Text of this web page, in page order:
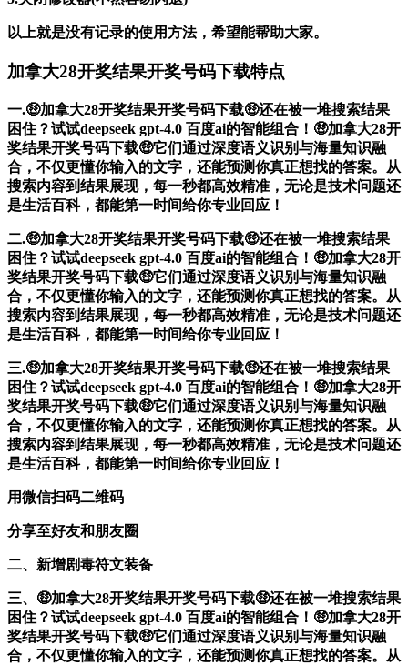
以上就是没有记录的使用方法，希望能帮助大家。
加拿大28开奖结果开奖号码下载特点
一.🤑加拿大28开奖结果开奖号码下载🤑还在被一堆搜索结果
困住？试试deepseek gpt-4.0 百度ai的智能组合！🤑加拿大28开
奖结果开奖号码下载🤑它们通过深度语义识别与海量知识融
合，不仅更懂你输入的文字，还能预测你真正想找的答案。从
搜索内容到结果展现，每一秒都高效精准，无论是技术问题还
是生活百科，都能第一时间给你专业回应！
二.🤑加拿大28开奖结果开奖号码下载🤑还在被一堆搜索结果
困住？试试deepseek gpt-4.0 百度ai的智能组合！🤑加拿大28开
奖结果开奖号码下载🤑它们通过深度语义识别与海量知识融
合，不仅更懂你输入的文字，还能预测你真正想找的答案。从
搜索内容到结果展现，每一秒都高效精准，无论是技术问题还
是生活百科，都能第一时间给你专业回应！
三.🤑加拿大28开奖结果开奖号码下载🤑还在被一堆搜索结果
困住？试试deepseek gpt-4.0 百度ai的智能组合！🤑加拿大28开
奖结果开奖号码下载🤑它们通过深度语义识别与海量知识融
合，不仅更懂你输入的文字，还能预测你真正想找的答案。从
搜索内容到结果展现，每一秒都高效精准，无论是技术问题还
是生活百科，都能第一时间给你专业回应！
用微信扫码二维码
分享至好友和朋友圈
二、新增剧毒符文装备
三、🤑加拿大28开奖结果开奖号码下载🤑还在被一堆搜索结果
困住？试试deepseek gpt-4.0 百度ai的智能组合！🤑加拿大28开
奖结果开奖号码下载🤑它们通过深度语义识别与海量知识融
合，不仅更懂你输入的文字，还能预测你真正想找的答案。从